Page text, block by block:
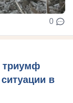
0
триумф
в